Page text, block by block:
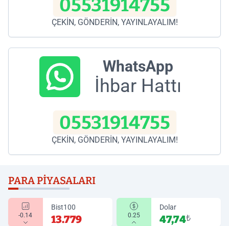
05531914755
ÇEKİN, GÖNDERİN, YAYINLAYALIM!
WhatsApp
İhbar Hattı
05531914755
ÇEKİN, GÖNDERİN, YAYINLAYALIM!
PARA PIYASALARI
-0.14
Bist100
13.779 0.25
Dolar
47,74₺